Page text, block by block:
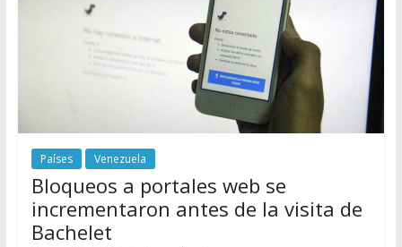
Países Venezuela
Bloqueos a portales web se
incrementaron antes de la visita de
Bachelet